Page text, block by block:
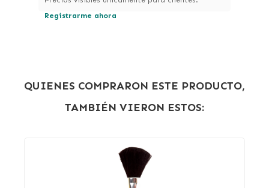
Registrarme ahora
QUIENES COMPRARON ESTE PRODUCTO,
TAMBIÉN VIERON ESTOS: